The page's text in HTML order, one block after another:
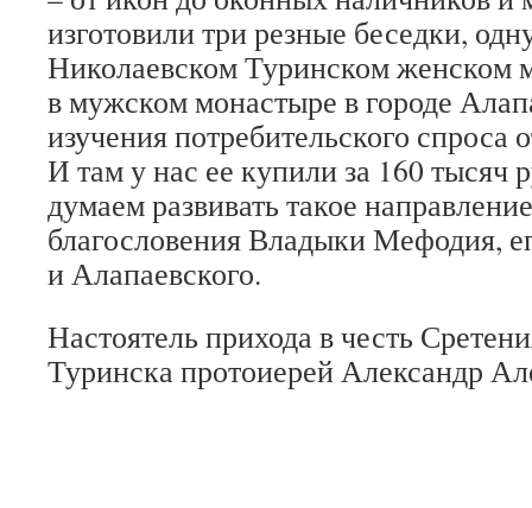
изготовили три резные беседки,
Николаевском Туринском женском
в мужском монастыре в городе
изучения потребительского спроса
И там у нас ее купили за 160 тысяч
думаем развивать такое
благословения Владыки Мефодия,
и Алапаевского.
Настоятель прихода в честь
Туринска протоиерей Александр